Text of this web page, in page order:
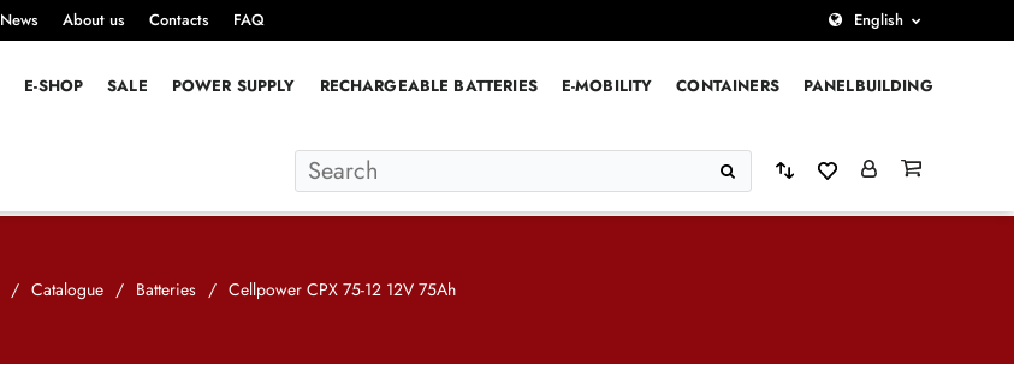
News About us Contacts FAQ English
E-SHOP SALE POWER SUPPLY RECHARGEABLE BATTERIES E-MOBILITY CONTAINERS PANELBUILDING
/ Catalogue / Batteries / Cellpower CPX 75-12 12V 75Ah